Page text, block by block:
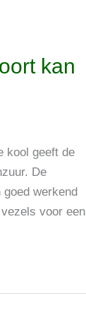
kan
kool geeft de
De
werkend
voor een